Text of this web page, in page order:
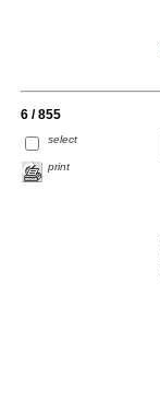
6 / 855
select
print